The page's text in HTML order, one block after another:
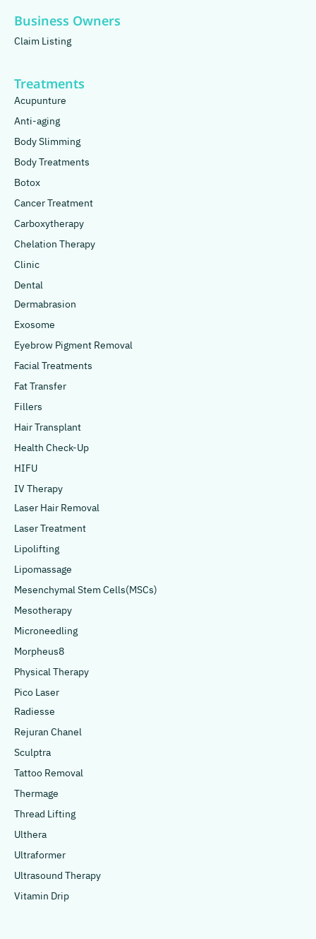
Business Owners
Claim Listing
Treatments
Acupunture
Anti-aging
Body Slimming
Body Treatments
Botox
Cancer Treatment
Carboxytherapy
Chelation Therapy
Clinic
Dental
Dermabrasion
Exosome
Eyebrow Pigment Removal
Facial Treatments
Fat Transfer
Fillers
Hair Transplant
Health Check-Up
HIFU
IV Therapy
Laser Hair Removal
Laser Treatment
Lipolifting
Lipomassage
Mesenchymal Stem Cells(MSCs)
Mesotherapy
Microneedling
Morpheus8
Physical Therapy
Pico Laser
Radiesse
Rejuran Chanel
Sculptra
Tattoo Removal
Thermage
Thread Lifting
Ulthera
Ultraformer
Ultrasound Therapy
Vitamin Drip